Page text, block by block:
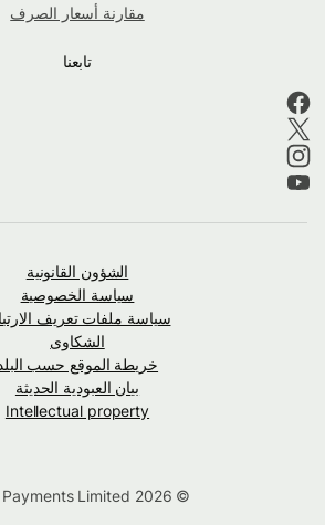
مقارنة أسعار الصرف
تابعنا
الشؤون القانونية
سياسة الخصوصية
سياسة ملفات تعريف الارتباط
الشكاوى
خريطة الموقع حسب البلد
بيان العبودية الحديثة
Intellectual property